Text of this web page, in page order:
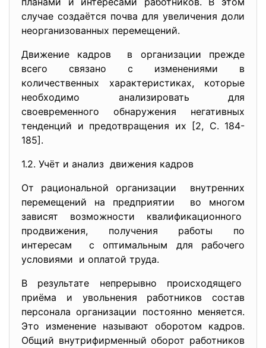
случае создаётся почва для увеличения доли
неорганизованных перемещений.
Движение кадров в организации прежде
всего связано с изменениями в
количественных характеристиках, которые
необходимо анализировать для
своевременного обнаружения негативных
тенденций и предотвращения их [2, С. 184-
185].
1.2. Учёт и анализ движения кадров
От рациональной организации внутренних
перемещений на предприятии во многом
зависят возможности квалификационного
продвижения, получения работы по
интересам с оптимальным для рабочего
условиями и оплатой труда.
В результате непрерывно происходящего
приёма и увольнения работников состав
персонала организации постоянно меняется.
Это изменение называют оборотом кадров.
Общий внутрифирменный оборот работников